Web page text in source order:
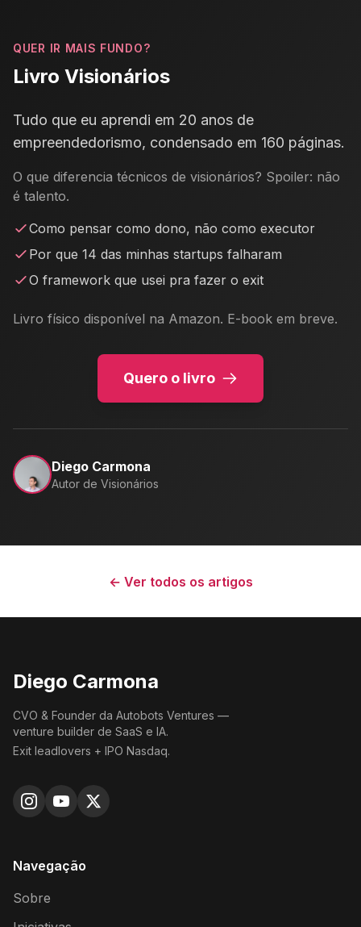
QUER IR MAIS FUNDO?
Livro Visionários
Tudo que eu aprendi em 20 anos de
empreendedorismo, condensado em 160 páginas.
O que diferencia técnicos de visionários? Spoiler: não
é talento.
Como pensar como dono, não como executor
Por que 14 das minhas startups falharam
O framework que usei pra fazer o exit
Livro físico disponível na Amazon. E-book em breve.
Quero o livro
Diego Carmona
Autor de Visionários
← Ver todos os artigos
Diego Carmona
CVO & Founder da Autobots Ventures —
venture builder de SaaS e IA.
Exit leadlovers + IPO Nasdaq.
Navegação
Sobre